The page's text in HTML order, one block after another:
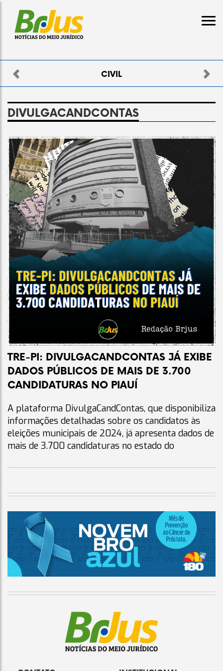
CIVIL
Previous
DIVULGACANDCONTAS
TRE-PI: DIVULGACANDCONTAS JÁ EXIBE
DADOS PÚBLICOS DE MAIS DE 3.700
CANDIDATURAS NO PIAUÍ
A plataforma DivulgaCandContas, que disponibiliza
informações detalhadas sobre os candidatos às
eleições municipais de 2024, já apresenta dados de
mais de 3.700 candidaturas no estado do